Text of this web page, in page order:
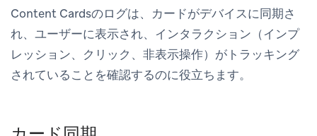
Content Cardsのログは、カードがデバイスに同期さ
れ、ユーザーに表示され、インタラクション（インプ
レッション、クリック、非表示操作）がトラッキング
されていることを確認するのに役立ちます。